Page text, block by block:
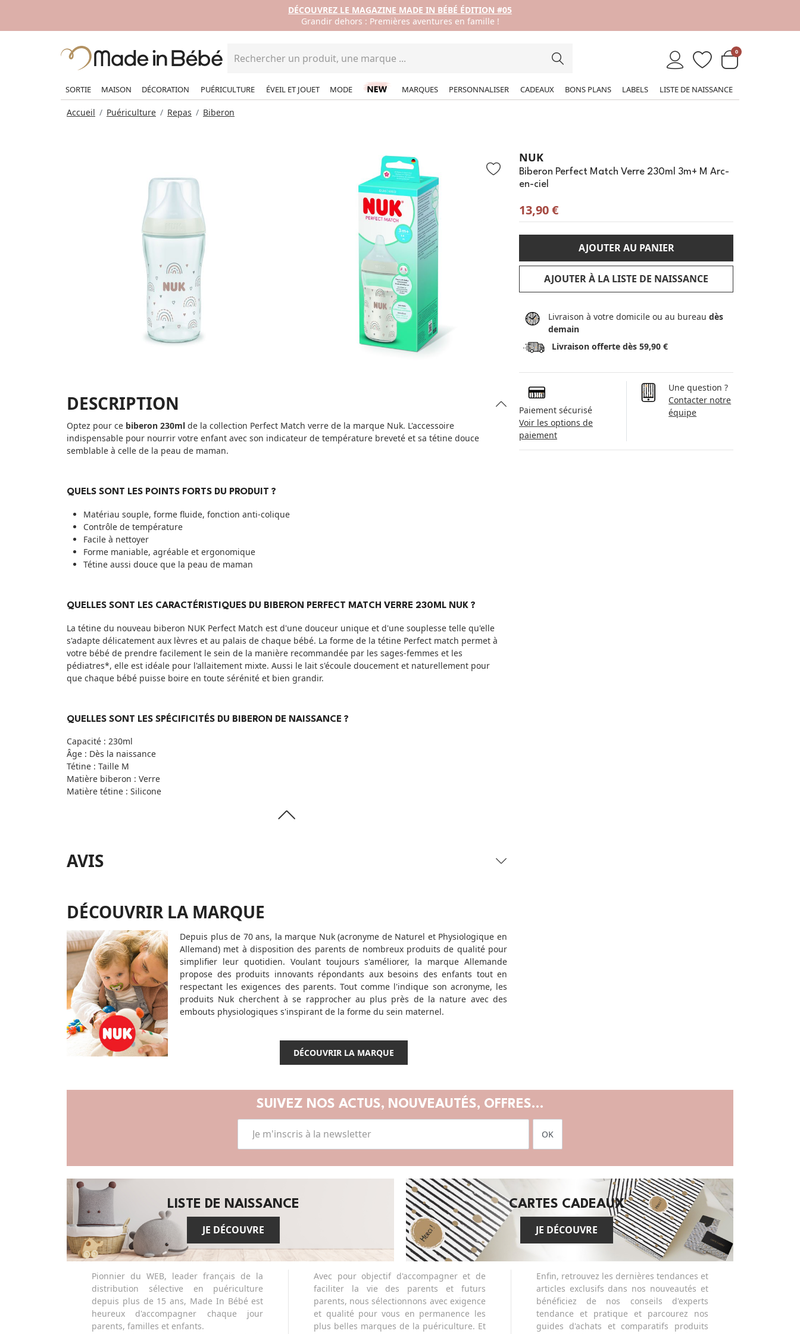
DÉCOUVREZ LE MAGAZINE MADE IN BÉBÉ ÉDITION #05
Grandir dehors : Premières aventures en famille !
0
SORTIE MAISON DÉCORATION PUÉRICULTURE ÉVEIL ET JOUET MODE MARQUES PERSONNALISER CADEAUX BONS PLANS LABELS LISTE DE NAISSANCE
Accueil Puériculture Repas Biberon
NUK
Biberon Perfect Match Verre 230ml 3m+ M Arc-
en-ciel
13,90 €
AJOUTER AU PANIER
AJOUTER À LA LISTE DE NAISSANCE
Livraison à votre domicile ou au bureaudès
demain
Livraison offerte dès 59,90 €
Paiement sécurisé
Voir les options de
paiement
Une question ?
Contacter notre
équipe
DESCRIPTION
Optez pour ce biberon 230ml de la collection Perfect Match verre de la marque Nuk. L'accessoire
indispensable pour nourrir votre enfant avec son indicateur de température breveté et sa tétine douce
semblable à celle de la peau de maman.
QUELS SONT LES POINTS FORTS DU PRODUIT ?
Matériau souple, forme fluide, fonction anti-colique
Contrôle de température
Facile à nettoyer
Forme maniable, agréable et ergonomique
Tétine aussi douce que la peau de maman
QUELLES SONT LES CARACTÉRISTIQUES DU BIBERON PERFECT MATCH VERRE 230ML NUK ?
La tétine du nouveau biberon NUK Perfect Match est d'une douceur unique et d'une souplesse telle qu'elle
s'adapte délicatement aux lèvres et au palais de chaque bébé. La forme de la tétine Perfect match permet à
votre bébé de prendre facilement le sein de la manière recommandée par les sages-femmes et les
pédiatres*, elle est idéale pour l'allaitement mixte. Aussi le lait s'écoule doucement et naturellement pour
que chaque bébé puisse boire en toute sérénité et bien grandir.
QUELLES SONT LES SPÉCIFICITÉS DU BIBERON DE NAISSANCE ?
Capacité : 230ml
Âge : Dès la naissance
Tétine : Taille M
Matière biberon : Verre
Matière tétine : Silicone
AVIS
DÉCOUVRIR LA MARQUE
Depuis plus de 70 ans, la marque Nuk (acronyme de Naturel et Physiologique en
Allemand) met à disposition des parents de nombreux produits de qualité pour
simplifier leur quotidien. Voulant toujours s'améliorer, la marque Allemande
propose des produits innovants répondants aux besoins des enfants tout en
respectant les exigences des parents. Tout comme l'indique son acronyme, les
produits Nuk cherchent à se rapprocher au plus près de la nature avec des
embouts physiologiques s'inspirant de la forme du sein maternel.
DÉCOUVRIR LA MARQUE
SUIVEZ NOS ACTUS, NOUVEAUTÉS, OFFRES...
OK
LISTE DE NAISSANCE
JE DÉCOUVRE
CARTES CADEAUX
JE DÉCOUVRE
Pionnier du WEB, leader français de la
distribution sélective en puériculture
depuis plus de 15 ans, Made In Bébé est
heureux d'accompagner chaque jour
parents, familles et enfants.
Avec pour objectif d'accompagner et de
faciliter la vie des parents et futurs
parents, nous sélectionnons avec exigence
et qualité pour vous en permanence les
plus belles marques de la puériculture. Et
Enfin, retrouvez les dernières tendances et
articles exclusifs dans nos nouveautés et
bénéficiez de nos conseils d'experts
tendance et pratique et parcourez nos
guides d'achats et comparatifs produits